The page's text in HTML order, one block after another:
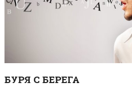
БУРЯ С БЕРЕГА